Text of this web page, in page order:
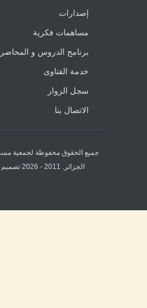
إصدارات
مساهمات فكرية
برنامج الدروس و
خدمة الفتاوى
سجل الزوار
الاتصال بنا
جميع الحقوق محفوظة لجمعية
الجزائر. 2011 - 2026 تصميم و إنجاز